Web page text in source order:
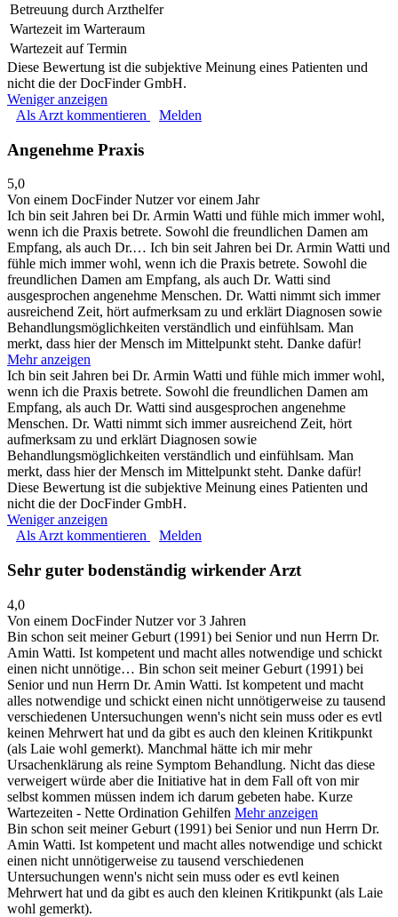
Betreuung durch Arzthelfer
Wartezeit im Warteraum
Wartezeit auf Termin
Diese Bewertung ist die subjektive Meinung eines Patienten und
nicht die der DocFinder GmbH.
Weniger anzeigen
Als Arzt kommentieren
Melden
Angenehme Praxis
5,0
Von einem DocFinder Nutzervor einem Jahr
Ich bin seit Jahren bei Dr. Armin Watti und fühle mich immer wohl,
wenn ich die Praxis betrete. Sowohl die freundlichen Damen am
Empfang, als auch Dr.… Ich bin seit Jahren bei Dr. Armin Watti und
fühle mich immer wohl, wenn ich die Praxis betrete. Sowohl die
freundlichen Damen am Empfang, als auch Dr. Watti sind
ausgesprochen angenehme Menschen. Dr. Watti nimmt sich immer
ausreichend Zeit, hört aufmerksam zu und erklärt Diagnosen sowie
Behandlungsmöglichkeiten verständlich und einfühlsam. Man
merkt, dass hier der Mensch im Mittelpunkt steht. Danke dafür!
Mehr anzeigen
Ich bin seit Jahren bei Dr. Armin Watti und fühle mich immer wohl,
wenn ich die Praxis betrete. Sowohl die freundlichen Damen am
Empfang, als auch Dr. Watti sind ausgesprochen angenehme
Menschen. Dr. Watti nimmt sich immer ausreichend Zeit, hört
aufmerksam zu und erklärt Diagnosen sowie
Behandlungsmöglichkeiten verständlich und einfühlsam. Man
merkt, dass hier der Mensch im Mittelpunkt steht. Danke dafür!
Diese Bewertung ist die subjektive Meinung eines Patienten und
nicht die der DocFinder GmbH.
Weniger anzeigen
Als Arzt kommentieren
Melden
Sehr guter bodenständig wirkender Arzt
4,0
Von einem DocFinder Nutzervor 3 Jahren
Bin schon seit meiner Geburt (1991) bei Senior und nun Herrn Dr.
Amin Watti. Ist kompetent und macht alles notwendige und schickt
einen nicht unnötige… Bin schon seit meiner Geburt (1991) bei
Senior und nun Herrn Dr. Amin Watti. Ist kompetent und macht
alles notwendige und schickt einen nicht unnötigerweise zu tausend
verschiedenen Untersuchungen wenn's nicht sein muss oder es evtl
keinen Mehrwert hat und da gibt es auch den kleinen Kritikpunkt
(als Laie wohl gemerkt). Manchmal hätte ich mir mehr
Ursachenklärung als reine Symptom Behandlung. Nicht das diese
verweigert würde aber die Initiative hat in dem Fall oft von mir
selbst kommen müssen indem ich darum gebeten habe. Kurze
Wartezeiten - Nette Ordination Gehilfen Mehr anzeigen
Bin schon seit meiner Geburt (1991) bei Senior und nun Herrn Dr.
Amin Watti. Ist kompetent und macht alles notwendige und schickt
einen nicht unnötigerweise zu tausend verschiedenen
Untersuchungen wenn's nicht sein muss oder es evtl keinen
Mehrwert hat und da gibt es auch den kleinen Kritikpunkt (als Laie
wohl gemerkt).